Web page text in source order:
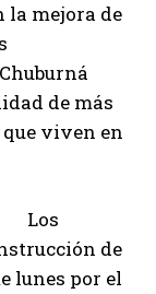
la mejora de
de más
viven en
Los
de
lunes por el